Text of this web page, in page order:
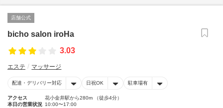
店舗公式
bicho salon iroHa
3.03
エステ マッサージ
配達・デリバリー対応 日祝OK 駐車場有
アクセス
花小金井駅から280m （徒歩4分）
本日の営業状況 10:00〜17:00